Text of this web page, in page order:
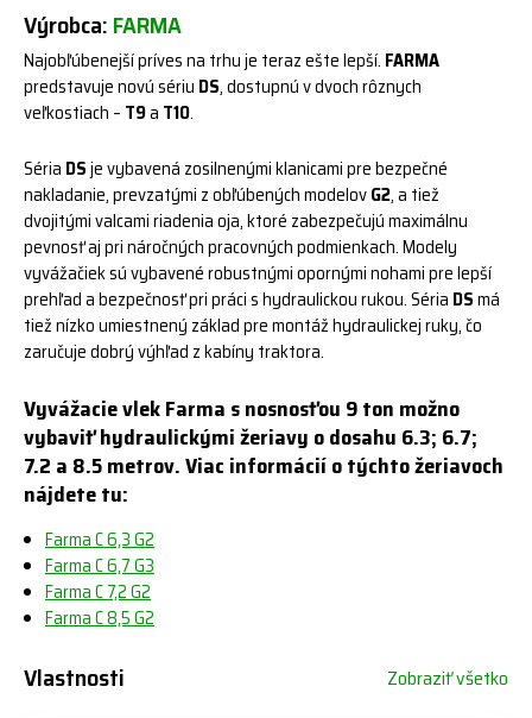
Výrobca:FARMA
Najobľúbenejší príves na trhu je teraz ešte lepší. FARMA
predstavuje novú sériu DS, dostupnú v dvoch rôznych
veľkostiach – T9a T10.
Séria DSje vybavená zosilnenými klanicami pre bezpečné
nakladanie, prevzatými z obľúbených modelovG2, a tiež
dvojitými valcami riadenia oja, ktoré zabezpečujú maximálnu
pevnosť aj pri náročných pracovných podmienkach. Modely
vyvážačiek sú vybavené robustnými opornými nohami pre lepší
prehľad a bezpečnosť pri práci s hydraulickou rukou. Séria DSmá
tiež nízko umiestnený základ pre montáž hydraulickej ruky, čo
zaručuje dobrý výhľad z kabíny traktora.
Vyvážacie vlek Farma s nosnosťou 9 ton možno
vybaviť hydraulickými žeriavy o dosahu 6.3; 6.7;
7.2 a 8.5 metrov. Viac informácií o týchto žeriavoch
nájdete tu:
Farma C 6,3 G2
Farma C 6,7 G3
Farma C 7,2 G2
Farma C 8,5 G2
Vlastnosti Zobraziť všetko